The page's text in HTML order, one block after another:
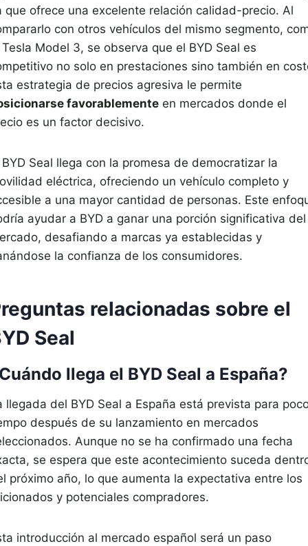
que ofrece una excelente relación calidad-precio. Al
con otros vehículos del mismo segmento,
Model 3, se observa que el BYD Seal es
no solo en prestaciones sino también en
estrategia de precios agresiva le permite
favorablemente en mercados donde el
es un factor decisivo.
BYD Seal llega con la promesa de democratizar la
eléctrica, ofreciendo un vehículo completo y
a una mayor cantidad de personas. Este
ayudar a BYD a ganar una porción significativa del
desafiando a marcas ya establecidas y
la confianza de los consumidores.
relacionadas sobre el
Seal
llega el BYD Seal a España?
llegada del BYD Seal a España está prevista para
después de su lanzamiento en mercados
Aunque no se ha confirmado una fecha
se espera que este acontecimiento suceda
próximo año, lo que aumenta la expectativa entre los
y potenciales compradores.
introducción al mercado español será un paso